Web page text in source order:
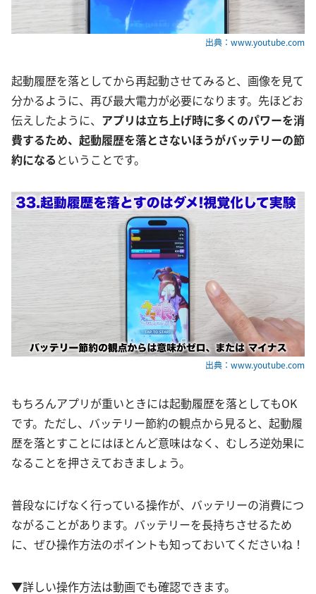
出典：www.youtube.com
起動履歴を落としてから再起動させてみると、画像を見て
分かるように、再び最大電力が必要になります。先ほどお
伝えしたように、 アプリは立ち上げ時に多くのパワーを消
費するため、起動履歴を落とさないほうがバッテリーの節
約になる ということです。
出典：www.youtube.com
もちろんアプリが重いときには起動履歴を落としてもOK
です。ただし、バッテリー節約の観点から見ると、起動履
歴を落とすことにはほとんど意味はなく、むしろ逆効果に
なることを押さえておきましょう。
普段なにげなく行っている操作が、バッテリーの消費につ
ながることがあります。バッテリーを長持ちさせるため
に、ぜひ操作方法のポイントも知っておいてくださいね！
▼詳しい操作方法は動画でも確認できます。